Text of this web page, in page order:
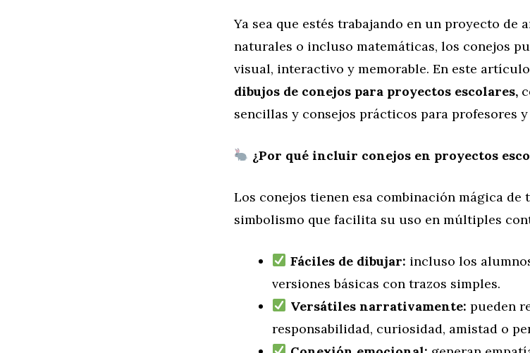
Ya sea que estés trabajando en un proyecto de
naturales o incluso matemáticas, los conejos
visual, interactivo y memorable. En este
dibujos de conejos para proyectos escolares,
sencillas y consejos prácticos para profesores
¿Por qué incluir conejos en proyectos
Los conejos tienen esa combinación mágica
simbolismo que facilita su uso en múltiples
Fáciles de dibujar: incluso los
versiones básicas con trazos simples.
Versátiles narrativamente: pueden
responsabilidad, curiosidad, amistad o